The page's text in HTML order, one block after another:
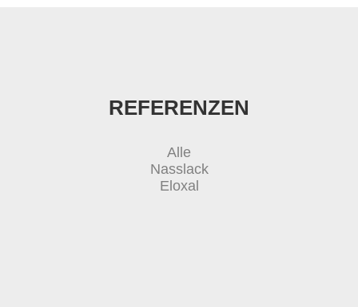
REFERENZEN
Alle
Nasslack
Eloxal